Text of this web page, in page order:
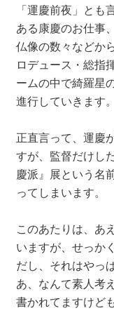
「運慶前夜」と
ある康慶のお仕事
仏像の数々などか
ロデュース・総指
ームの中で綺羅星
進行していきます。
正直言って、運慶
すが、監督だけし
慶派』展という名
ってしまいます。
このあたりは、あ
いますが、せっか
だし、それはやっ
あ、なんて素人考
書かれてますけども